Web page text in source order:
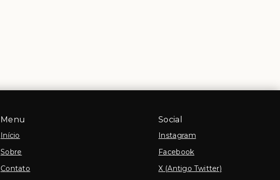
Menu
Início
Sobre
Contato
Social
Instagram
Facebook
X (Antigo Twitter)